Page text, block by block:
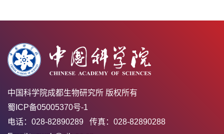
中国科学院成都生物研究所 版权所有
蜀ICP备05005370号-1
电话：028-82890289 传真：028-82890288